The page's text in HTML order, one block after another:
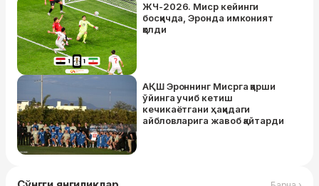
ЖЧ-2026. Миср кейинги
босқичда, Эронда имконият
қолди
АҚШ Эроннинг Мисрга қарши
ўйинга учиб кетиш
кечикаётгани ҳақидаги
айбловларига жавоб қайтарди